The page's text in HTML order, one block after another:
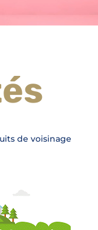
de voisinage